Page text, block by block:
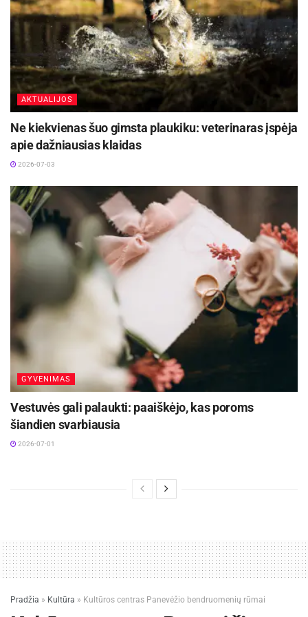
Seimo TS–LKD frakcijos
Viešųjų ryšių grupė
AKTUALIJOS
Ne kiekvienas šuo gimsta plaukiku: veterinaras įspėja
apie dažniausias klaidas
2026-07-03
GYVENIMAS
Vestuvės gali palaukti: paaiškėjo, kas poroms
šiandien svarbiausia
2026-07-01
Pradžia » Kultūra » Kultūros centras Panevėžio bendruomenių rūmai